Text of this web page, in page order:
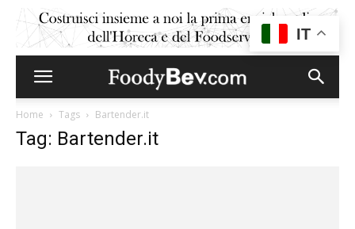
Home Tags Bartender.it
Tag: Bartender.it
IT